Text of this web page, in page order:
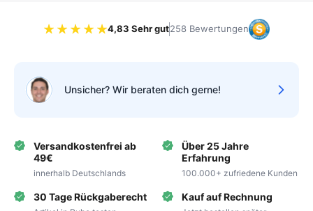
Bewertung 4.83 von 5 Sternen
4,83 Sehr gut258 Bewertungen
Unsicher? Wir beraten dich gerne!
Versandkostenfrei ab
49€
innerhalb Deutschlands
Über 25 Jahre
Erfahrung
100.000+ zufriedene Kunden
30 Tage Rückgaberecht Kauf auf Rechnung